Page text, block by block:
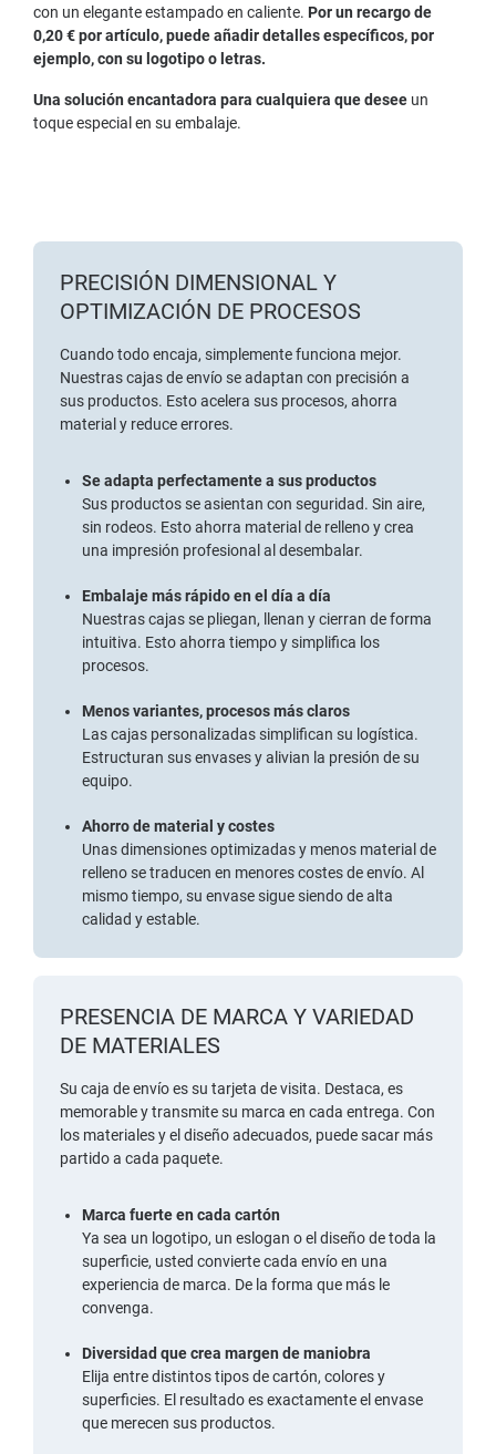
con un elegante estampado en caliente. Por un recargo de
0,20 € por artículo, puede añadir detalles específicos, por
ejemplo, con su logotipo o letras.
Una solución encantadora para cualquiera que desee un
toque especial en su embalaje.
PRECISIÓN DIMENSIONAL Y
OPTIMIZACIÓN DE PROCESOS
Cuando todo encaja, simplemente funciona mejor.
Nuestras cajas de envío se adaptan con precisión a
sus productos. Esto acelera sus procesos, ahorra
material y reduce errores.
Se adapta perfectamente a sus productos
Sus productos se asientan con seguridad. Sin aire,
sin rodeos. Esto ahorra material de relleno y crea
una impresión profesional al desembalar.
Embalaje más rápido en el día a día
Nuestras cajas se pliegan, llenan y cierran de forma
intuitiva. Esto ahorra tiempo y simplifica los
procesos.
Menos variantes, procesos más claros
Las cajas personalizadas simplifican su logística.
Estructuran sus envases y alivian la presión de su
equipo.
Ahorro de material y costes
Unas dimensiones optimizadas y menos material de
relleno se traducen en menores costes de envío. Al
mismo tiempo, su envase sigue siendo de alta
calidad y estable.
PRESENCIA DE MARCA Y VARIEDAD
DE MATERIALES
Su caja de envío es su tarjeta de visita. Destaca, es
memorable y transmite su marca en cada entrega. Con
los materiales y el diseño adecuados, puede sacar más
partido a cada paquete.
Marca fuerte en cada cartón
Ya sea un logotipo, un eslogan o el diseño de toda la
superficie, usted convierte cada envío en una
experiencia de marca. De la forma que más le
convenga.
Diversidad que crea margen de maniobra
Elija entre distintos tipos de cartón, colores y
superficies. El resultado es exactamente el envase
que merecen sus productos.